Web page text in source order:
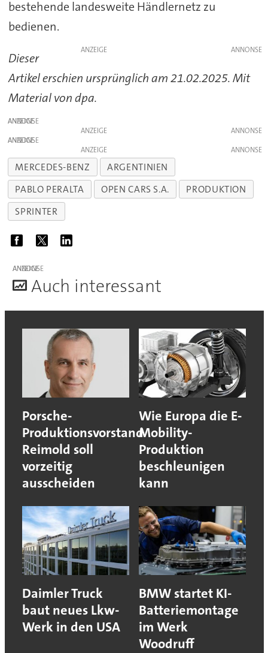
bestehende landesweite Händlernetz zu
bedienen.
ANZEIGE
Dieser
Artikel erschien ursprünglich am 21.02.2025. Mit
Material von dpa.
ANZEIGE
ANZEIGE
ANZEIGE
ANZEIGE
MERCEDES-BENZ
ARGENTINIEN
PABLO PERALTA
OPEN CARS S.A.
PRODUKTION
SPRINTER
ANZEIGE
Auch interessant
Porsche-
Produktionsvorstand
Reimold soll
vorzeitig
ausscheiden
Wie Europa die E-
Mobility-
Produktion
beschleunigen
kann
Daimler Truck
baut neues Lkw-
Werk in den USA
BMW startet KI-
Batteriemontage
im Werk
Woodruff